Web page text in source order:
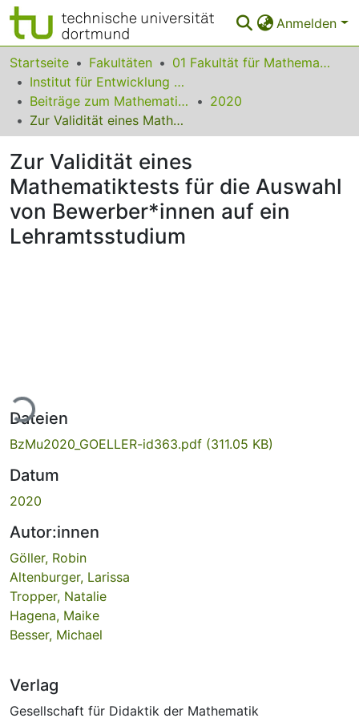
Anmelden
Bereiche & Sammlungen
Das gesamte Repositorium
Statistiken
FAQ
Leitlinien
Zurück zur Startseite
Startseite Fakultäten
01 Fakultät für Mathematik
Institut für Entwicklung und Erforschung des Mathematikunterrichts
Beiträge zum Mathematikunterricht
2020
Zur Validität eines Mathematiktests für die Auswahl von Bewerber*innen auf ein Lehramtsstudium
Zur Validität eines
Mathematiktests für die Auswahl
von Bewerber*innen auf ein
Lehramtsstudium
Dateien
BzMu2020_GOELLER-id363.pdf (311.05 KB)
Datum
2020
Autor:innen
Göller, Robin
Altenburger, Larissa
Tropper, Natalie
Hagena, Maike
Besser, Michael
Verlag
Gesellschaft für Didaktik der Mathematik